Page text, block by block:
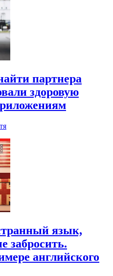
партнера
здоровую
язык,
забросить.
английского